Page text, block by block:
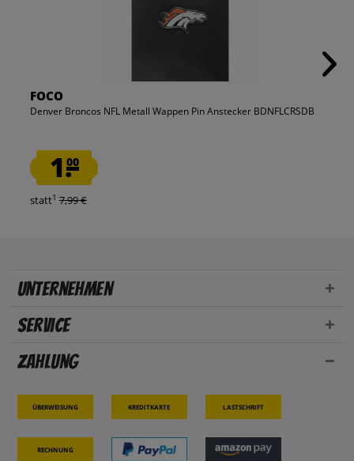
FOCO
Denver Broncos NFL Metall Wappen Pin Anstecker BDNFLCRSDB
1.00
statt1 7,99 €
Unternehmen
Service
Zahlung
Überweisung Kreditkarte Lastschrift
Rechnung